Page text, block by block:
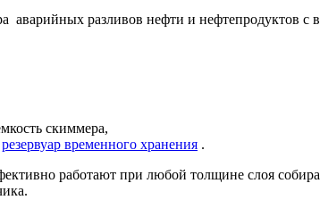
аварийных разливов нефти и нефтепродуктов
скиммера,
резервуар временного хранения .
работают при любой толщине слоя